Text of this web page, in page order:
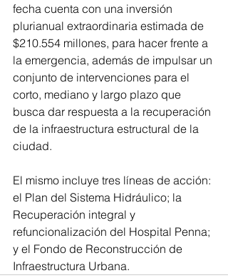
fecha cuenta con una inversión
plurianual extraordinaria estimada de
$210.554 millones, para hacer frente a
la emergencia, además de impulsar un
conjunto de intervenciones para el
corto, mediano y largo plazo que
busca dar respuesta a la recuperación
de la infraestructura estructural de la
ciudad.
El mismo incluye tres líneas de acción:
el Plan del Sistema Hidráulico; la
Recuperación integral y
refuncionalización del Hospital Penna;
y el Fondo de Reconstrucción de
Infraestructura Urbana.